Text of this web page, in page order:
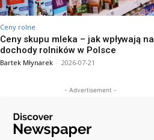
Ceny rolne
Ceny skupu mleka – jak wpływają na
dochody rolników w Polsce
Bartek Młynarek - 2026-07-21
- Advertisement -